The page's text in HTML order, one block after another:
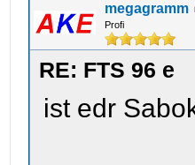
megagramm
Profi
RE: FTS 96 e
ist edr